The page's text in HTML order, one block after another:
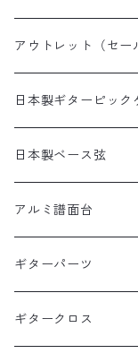
ラインストーンシリ
抹茶ピック
猫柄ピック
田辺充邦シグネイチャー
岡安芳明シグネイチャ
DES-309(09-42×3SET
田辺充邦モデル
1.2mm×10枚パック
1.5mm×10枚パック
布川俊樹モデル
岡安芳明モデル
0.8mm×10枚パック
1.0mm×10枚パック
矢堀孝一モデル
Alan Kwanモデル
WT(ポリアセタール
アウトレット（セー
ギターストラップ
ギターペグ
日本製ギターピック
日本製缶ピックケース
犬缶ケース
猫缶ケース
日本製本革ピックケ
本革ピックケース黒
本革ピックケース茶
日本製本革ピックケ
日本製ベース弦
1SET入りベース弦
1SET入りベース弦
1SET入りベース弦ピッ
2SET入りベース弦
2SET入りベース弦
アルミ譜面台
DMS-5000 BLACK
DMS-4000 SILVER
ギターパーツ
ギタークロス